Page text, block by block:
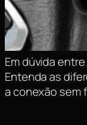
Em dúvida
Entenda as
a conexão sem